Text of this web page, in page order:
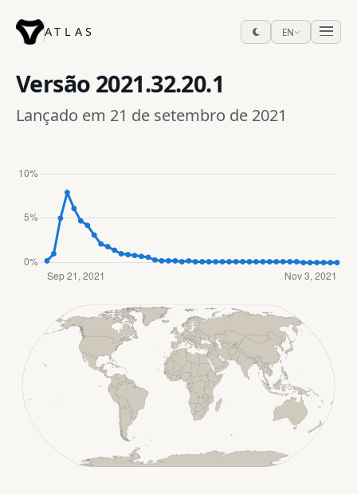
ATLAS EN
Versão 2021.32.20.1
Lançado em 21 de setembro de 2021